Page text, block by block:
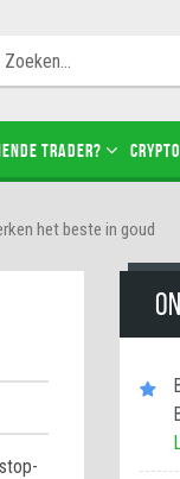
TRADER?
het beste in goud